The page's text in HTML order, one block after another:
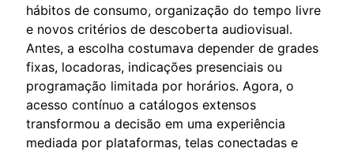
hábitos de consumo, organização do tempo livre
e novos critérios de descoberta audiovisual.
Antes, a escolha costumava depender de grades
fixas, locadoras, indicações presenciais ou
programação limitada por horários. Agora, o
acesso contínuo a catálogos extensos
transformou a decisão em uma experiência
mediada por plataformas, telas conectadas e